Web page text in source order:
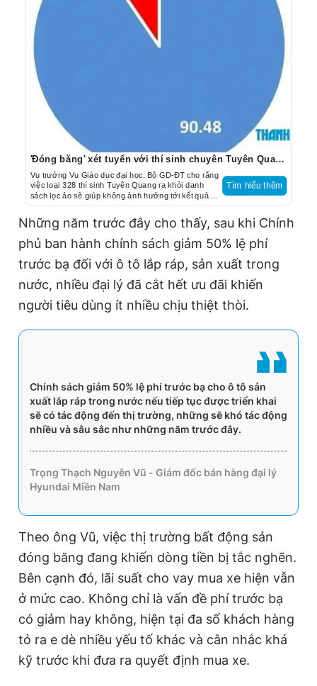
'Đóng băng' xét tuyển với thí sinh chuyên Tuyên Quang để điểm chuẩn không bị sai lệch
Vụ trưởng Vụ Giáo dục đại học, Bộ GD-ĐT cho rằng
việc loại 328 thí sinh Tuyên Quang ra khỏi danh
sách lọc ảo sẽ giúp không ảnh hưởng tới kết quả xét
tuyển đại học của các thí sinh khác.
Tìm hiểu thêm
Những năm trước đây cho thấy, sau khi Chính
phủ ban hành chính sách giảm 50% lệ phí
trước bạ đối với ô tô lắp ráp, sản xuất trong
nước, nhiều đại lý đã cắt hết ưu đãi khiến
người tiêu dùng ít nhiều chịu thiệt thòi.
Chính sách giảm 50% lệ phí trước bạ cho ô tô sản
xuất lắp ráp trong nước nếu tiếp tục được triển khai
sẽ có tác động đến thị trường, những sẽ khó tác động
nhiều và sâu sắc như những năm trước đây.
Trọng Thạch Nguyên Vũ - Giám đốc bán hàng đại lý
Hyundai Miền Nam
Theo ông Vũ, việc thị trường bất động sản
đóng băng đang khiến dòng tiền bị tắc nghẽn.
Bên cạnh đó, lãi suất cho vay mua xe hiện vẫn
ở mức cao. Không chỉ là vấn đề phí trước bạ
có giảm hay không, hiện tại đa số khách hàng
tỏ ra e dè nhiều yếu tố khác và cân nhắc khá
kỹ trước khi đưa ra quyết định mua xe.